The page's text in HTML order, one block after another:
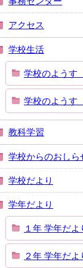
アクセス
学校生活
学校のようす
学校のようす
教科学習
学校からのおしら
学校だより
学年だより
１年 学年だよ
２年 学年だよ